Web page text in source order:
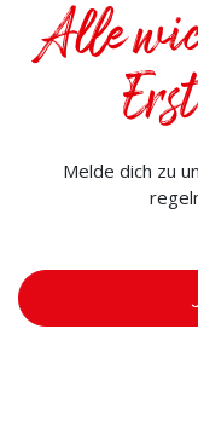
Alle
Melde dich zu